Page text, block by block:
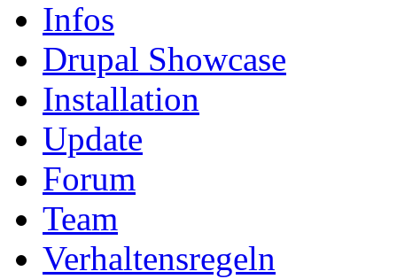
Infos
Drupal Showcase
Installation
Update
Forum
Team
Verhaltensregeln